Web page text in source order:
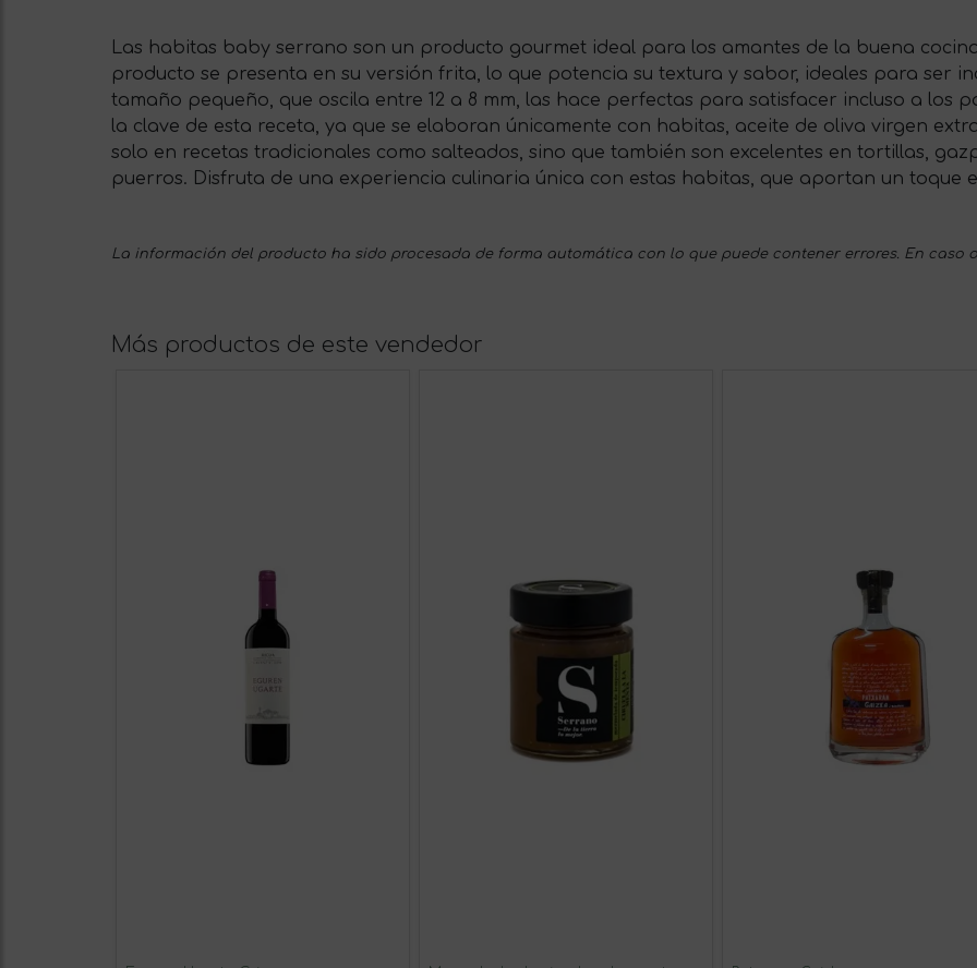
Las habitas baby serrano son un producto gourmet ideal para los amantes de la buena
producto se presenta en su versión frita, lo que potencia su textura y sabor, ideales para ser
tamaño pequeño, que oscila entre 12 a 8 mm, las hace perfectas para satisfacer incluso a los
la clave de esta receta, ya que se elaboran únicamente con habitas, aceite de oliva virgen
solo en recetas tradicionales como salteados, sino que también son excelentes en tortillas,
puerros. Disfruta de una experiencia culinaria única con estas habitas, que aportan un toque
La información del producto ha sido procesada de forma automática con lo que puede contener errores. En caso
Más productos de este vendedor